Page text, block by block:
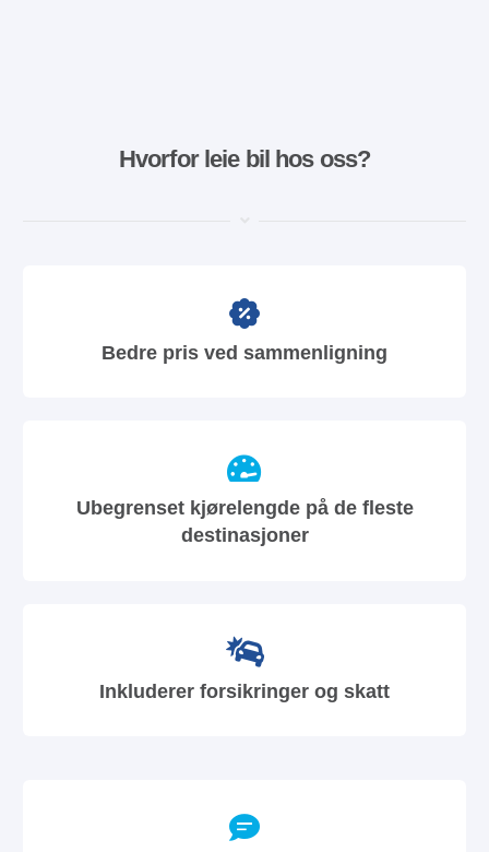
Hvorfor leie bil hos oss?
Bedre pris ved sammenligning
Ubegrenset kjørelengde på de fleste
destinasjoner
Inkluderer forsikringer og skatt